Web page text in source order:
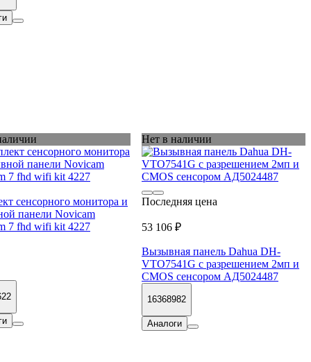
сенсорного монитора и
панели Novicam
7 fhd wifi kit 4227
Нет в наличии
Последняя цена
53 106 ₽
Вызывная панель Dahua DH-
VTO7541G с разрешением 2мп и
CMOS сенсором АД5024487
16368982
Аналоги